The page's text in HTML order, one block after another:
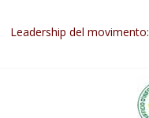
Abdullah Öcalan: Le
legge positiva
Leadership del
Commissione donne del
Non tenere conto della